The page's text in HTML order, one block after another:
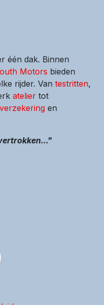
één dak. Binnen
Motors bieden
rijder. Van testritten,
atelier tot
verzekering en